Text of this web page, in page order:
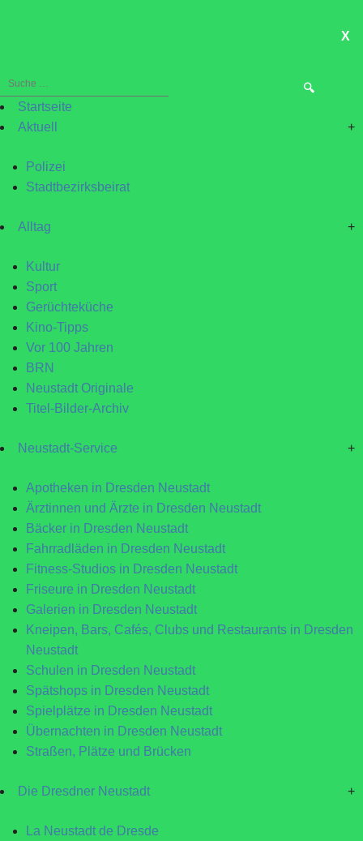
X
Suche
nach:Startseite
Aktuell
+
Polizei
Stadtbezirksbeirat
Alltag +
Kultur
Sport
Gerüchteküche
Kino-Tipps
Vor 100 Jahren
BRN
Neustadt Originale
Titel-Bilder-Archiv
Neustadt-Service +
Apotheken in Dresden Neustadt
Ärztinnen und Ärzte in Dresden Neustadt
Bäcker in Dresden Neustadt
Fahrradläden in Dresden Neustadt
Fitness-Studios in Dresden Neustadt
Friseure in Dresden Neustadt
Galerien in Dresden Neustadt
Kneipen, Bars, Cafés, Clubs und Restaurants in Dresden
Neustadt
Schulen in Dresden Neustadt
Spätshops in Dresden Neustadt
Spielplätze in Dresden Neustadt
Übernachten in Dresden Neustadt
Straßen, Plätze und Brücken
Die Dresdner Neustadt +
La Neustadt de Dresde